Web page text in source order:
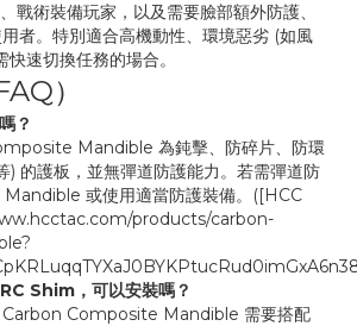
戰術裝備玩家，以及需要臉部額外防護、
者。特別適合高機動性、環境惡劣 (如風
速切換任務的場合。
）
？
Mandible 為鈍擊、防碎片、防環
) 的護板，並無彈道防護能力。若需彈道防
或使用適當防護裝備。([HCC
products/carbon-
Shim，可以安裝嗎？
Composite Mandible 需要搭配